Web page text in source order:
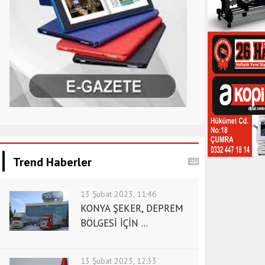
Trend Haberler
13 Şubat 2023, 11:46
KONYA ŞEKER, DEPREM
BÖLGESİ İÇİN ...
13 Şubat 2023, 12:33